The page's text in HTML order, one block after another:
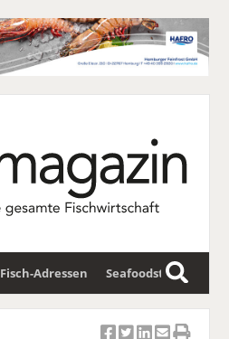
Fisch-Adressen Seafoodstar
Newsletter
S
u
c